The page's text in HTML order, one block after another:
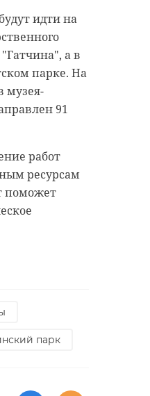
идти на
а в
парке. На
музея-
91
работ
ресурсам
поможет
парк
нас в
Анны. В
100-
тогда,
была жизнь
бельгийцев
нас в
стала
бой